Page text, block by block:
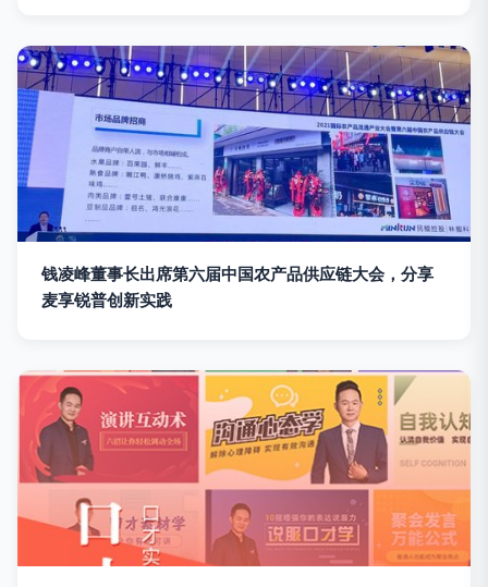
钱凌峰董事长出席第六届中国农产品供应链大会，分享
麦享锐普创新实践